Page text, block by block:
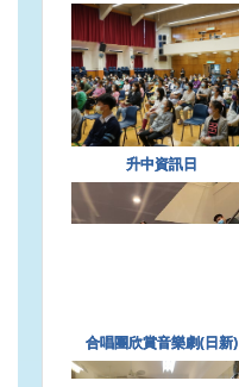
升中資訊日
合唱團欣賞音樂劇(日新)